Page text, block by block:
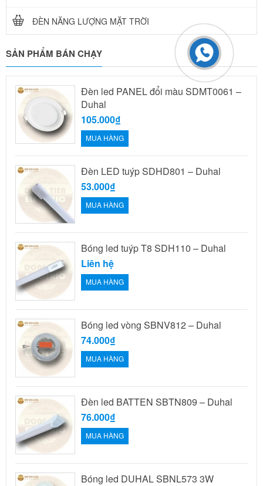
ĐÈN NĂNG LƯỢNG MẶT TRỜI
SẢN PHẨM BÁN CHẠY
Đèn led PANEL đổi màu SDMT0061 –
Duhal
105.000₫
MUA HÀNG
Đèn LED tuýp SDHD801 – Duhal
53.000₫
MUA HÀNG
Bóng led tuýp T8 SDH110 – Duhal
Liên hệ
MUA HÀNG
Bóng led vòng SBNV812 – Duhal
74.000₫
MUA HÀNG
Đèn led BATTEN SBTN809 – Duhal
76.000₫
MUA HÀNG
Bóng led DUHAL SBNL573 3W